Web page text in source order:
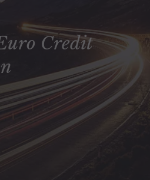
Credit